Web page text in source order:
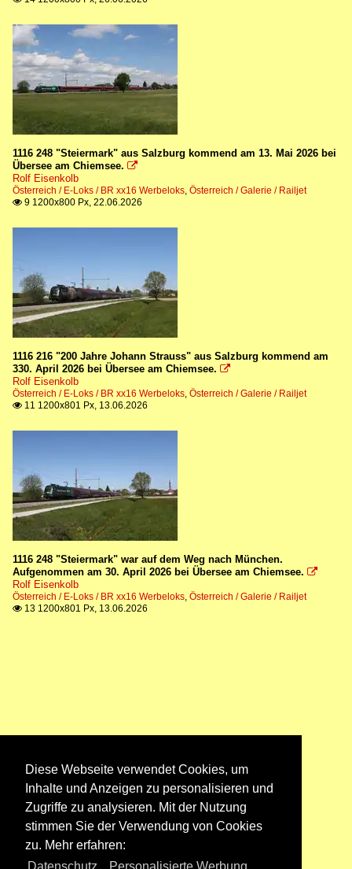
1116 248 "Steiermark" aus Salzburg kommend am 13. Mai 2026 bei
Übersee am Chiemsee. 
Rolf Eisenkolb
Österreich / E-Loks / BR xx16 Werbeloks, Österreich / Galerie / Railjet
 9 1200x800 Px, 22.06.2026
1116 216 "200 Jahre Johann Strauss" aus Salzburg kommend am
330. April 2026 bei Übersee am Chiemsee. 
Rolf Eisenkolb
Österreich / E-Loks / BR xx16 Werbeloks, Österreich / Galerie / Railjet
 11 1200x801 Px, 13.06.2026
1116 248 "Steiermark" war auf dem Weg nach München.
Aufgenommen am 30. April 2026 bei Übersee am Chiemsee. 
Rolf Eisenkolb
Österreich / E-Loks / BR xx16 Werbeloks, Österreich / Galerie / Railjet
 13 1200x801 Px, 13.06.2026
Diese Webseite verwendet Cookies, um
Inhalte und Anzeigen zu personalisieren und
Zugriffe zu analysieren. Mit der Nutzung
stimmen Sie der Verwendung von Cookies
zu. Mehr erfahren: